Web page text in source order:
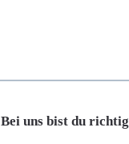
Bei uns bist du richtig